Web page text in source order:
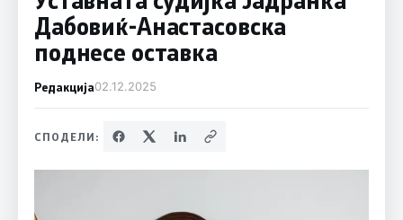
Дабовиќ-Анастасовска
поднесе оставка
Редакција02.12.2025
СПОДЕЛИ: